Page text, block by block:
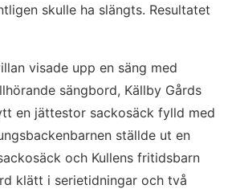
skulle ha slängts. Resultatet
visade upp en säng med
sängbord, Källby Gårds
en jättestor sackosäck fylld med
ställde ut en
och Kullens fritidsbarn
klätt i serietidningar och två